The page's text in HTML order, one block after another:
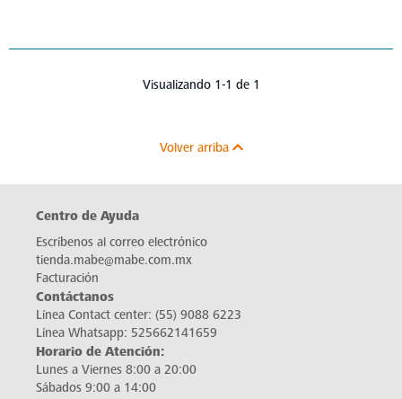
Visualizando 1-1 de 1
Volver arriba
Centro de Ayuda
Escríbenos al correo electrónico
tienda.mabe@mabe.com.mx
Facturación
Contáctanos
Línea Contact center: (55) 9088 6223
Línea Whatsapp: 525662141659
Horario de Atención:
Lunes a Viernes 8:00 a 20:00
Sábados 9:00 a 14:00